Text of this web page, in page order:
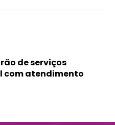
de serviços
com atendimento